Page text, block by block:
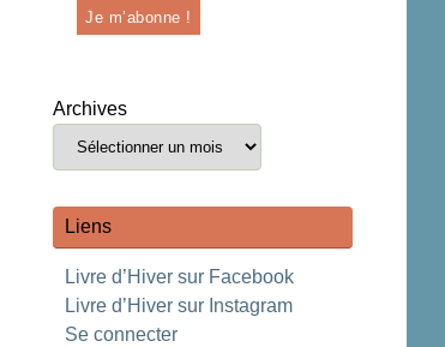
Archives
Liens
Livre d’Hiver sur Facebook
Livre d’Hiver sur Instagram
Se connecter